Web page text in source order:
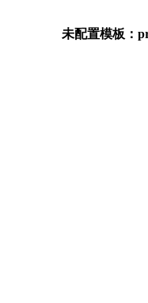
未配置模板：